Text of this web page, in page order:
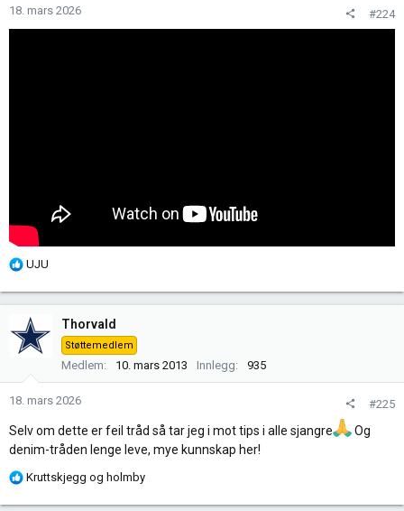
n
e
18. mars 2026 #224
R
k
s
j
e
r
UJU
Thorvald
Støttemedlem
Medlem 10. mars 2013 Innlegg 935
18. mars 2026 #225
Selv om dette er feil tråd så tar jeg i mot tips i alle sjangre
Og
denim-tråden lenge leve, mye kunnskap her!
R
Kruttskjegg og holmby